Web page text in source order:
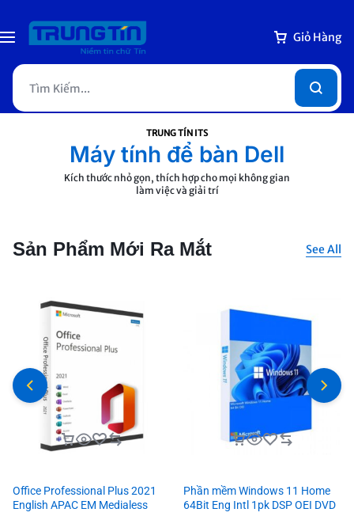
Giỏ Hàng
TRUNG TÍN ITS
Máy tính để bàn Dell
Kích thước nhỏ gọn, thích hợp cho mọi không gian
làm việc và giải trí
Sản Phẩm Mới Ra Mắt See All
Office Professional Plus 2021
English APAC EM Medialess
Phần mềm Windows 11 Home
64Bit Eng Intl 1pk DSP OEI DVD